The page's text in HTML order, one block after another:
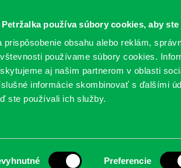
používa súbory cookies, aby
prispôsobenie obsahu alebo reklám,
používame súbory cookies.
aj našim partnerom v oblasti
informácie skombinovať s ďalšími
ste používali ich služby.
Preferencie
ONLINE KATALÓGY SLUŽBY
L.: Žena z